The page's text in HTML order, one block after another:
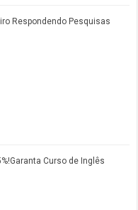
Respondendo Pesquisas
Curso de Inglês